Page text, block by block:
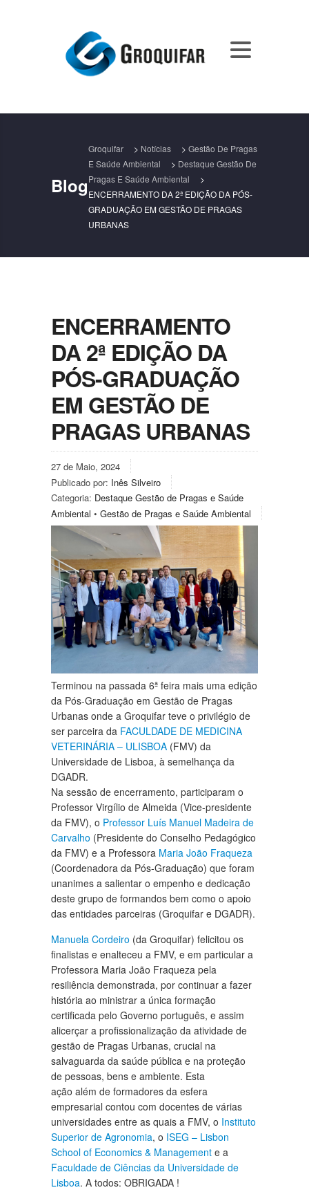
Blog
Groquifar > Notícias > Gestão De Pragas
E Saúde Ambiental
> Destaque Gestão De
Pragas E Saúde Ambiental
>
ENCERRAMENTO DA 2ª EDIÇÃO DA PÓS-
GRADUAÇÃO EM GESTÃO DE PRAGAS
URBANAS
ENCERRAMENTO
DA 2ª EDIÇÃO DA
PÓS-GRADUAÇÃO
EM GESTÃO DE
PRAGAS URBANAS
27 de Maio, 2024
Publicado por: Inês Silveiro
Categoria: Destaque Gestão de Pragas e Saúde
Ambiental • Gestão de Pragas e Saúde Ambiental
Terminou na passada 6ª feira mais uma edição
da Pós-Graduação em Gestão de Pragas
Urbanas onde a Groquifar teve o privilégio de
ser parceira da FACULDADE DE MEDICINA
VETERINÁRIA – ULISBOA (FMV) da
Universidade de Lisboa, à semelhança da
DGADR.
Na sessão de encerramento, participaram o
Professor Virgílio de Almeida (Vice-presidente
da FMV), o Professor Luís Manuel Madeira de
Carvalho (Presidente do Conselho Pedagógico
da FMV) e a Professora Maria João Fraqueza
(Coordenadora da Pós-Graduação) que foram
unanimes a salientar o empenho e dedicação
deste grupo de formandos bem como o apoio
das entidades parceiras (Groquifar e DGADR).
Manuela Cordeiro (da Groquifar) felicitou os
finalistas e enalteceu a FMV, e em particular a
Professora Maria João Fraqueza pela
resiliência demonstrada, por continuar a fazer
história ao ministrar a única formação
certificada pelo Governo português, e assim
alicerçar a profissionalização da atividade de
gestão de Pragas Urbanas, crucial na
salvaguarda da saúde pública e na proteção
de pessoas, bens e ambiente. Esta
ação além de formadores da esfera
empresarial contou com docentes de várias
universidades entre as quais a FMV, o Instituto
Superior de Agronomia, o ISEG – Lisbon
School of Economics & Management e a
Faculdade de Ciências da Universidade de
Lisboa. A todos: OBRIGADA !